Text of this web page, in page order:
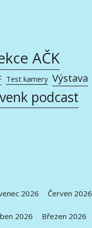
AČK
Test kamery Výstava
podcast
2026 Červen 2026
2026 Březen 2026